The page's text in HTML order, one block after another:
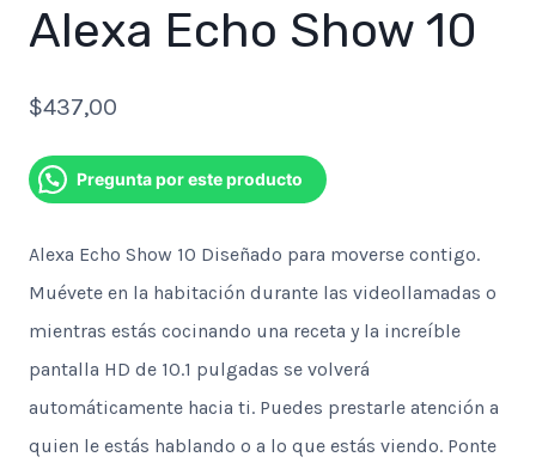
Alexa Echo Show 10
$437,00
Pregunta por este producto
Alexa Echo Show 10 Diseñado para moverse contigo.
Muévete en la habitación durante las videollamadas o
mientras estás cocinando una receta y la increíble
pantalla HD de 10.1 pulgadas se volverá
automáticamente hacia ti. Puedes prestarle atención a
quien le estás hablando o a lo que estás viendo. Ponte